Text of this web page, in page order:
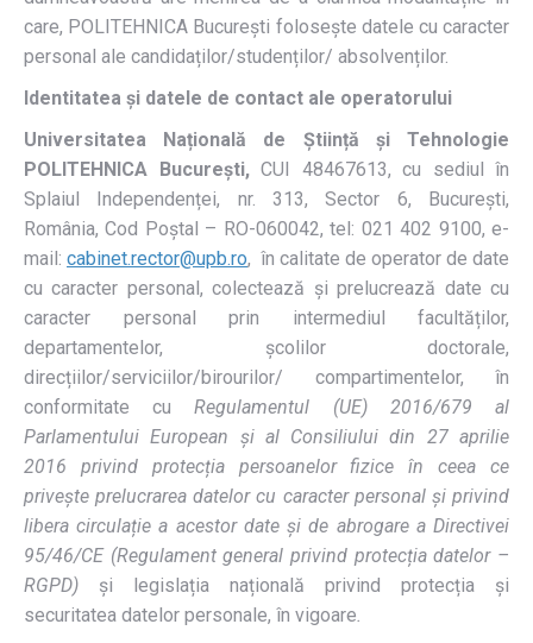
care, POLITEHNICA București folosește datele cu caracter
personal ale candidaților/studenților/ absolvenților.
Identitatea și datele de contact ale operatorului
Universitatea Națională de Știință și Tehnologie
POLITEHNICA București, CUI 48467613, cu sediul în
Splaiul Independenței, nr. 313, Sector 6, București,
România, Cod Poștal – RO-060042, tel: 021 402 9100, e-
mail: cabinet.rector@upb.ro, în calitate de operator de date
cu caracter personal, colectează și prelucrează date cu
caracter personal prin intermediul facultăților,
departamentelor, școlilor doctorale,
direcțiilor/serviciilor/birourilor/ compartimentelor, în
conformitate cuRegulamentul (UE) 2016/679 al
Parlamentului European și al Consiliului din 27 aprilie
2016 privind protecția persoanelor fizice în ceea ce
privește prelucrarea datelor cu caracter personal și privind
libera circulație a acestor date și de abrogare a Directivei
95/46/CE (Regulament general privind protecția datelor –
RGPD) și legislația națională privind protecția și
securitatea datelor personale, în vigoare.